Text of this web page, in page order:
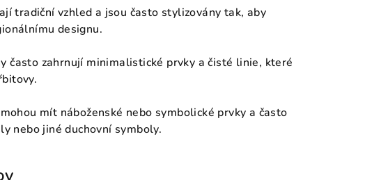
tradiční vzhled a jsou často stylizovány tak, aby
designu.
často zahrnují minimalistické prvky a čisté linie, které
mít náboženské nebo symbolické prvky a často
nebo jiné duchovní symboly.